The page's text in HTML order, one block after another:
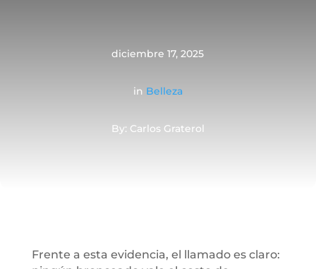
diciembre 17, 2025
in Belleza
By: Carlos Graterol
Frente a esta evidencia, el llamado es claro: